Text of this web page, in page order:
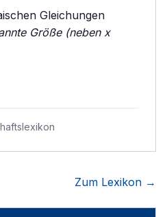
Gleichungen
Größe (neben x
Zum Lexikon →